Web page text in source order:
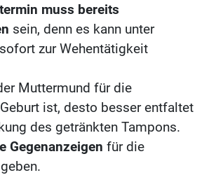
muss bereits
sein, denn es kann unter
zur Wehentätigkeit
Muttermund für die
ist, desto besser entfaltet
des getränkten Tampons.
Gegenanzeigen für die